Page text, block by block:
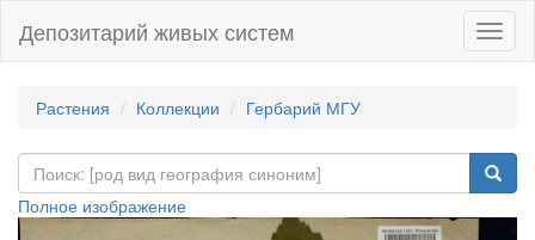
Депозитарий живых систем
Растения Коллекции Гербарий МГУ
Полное изображение